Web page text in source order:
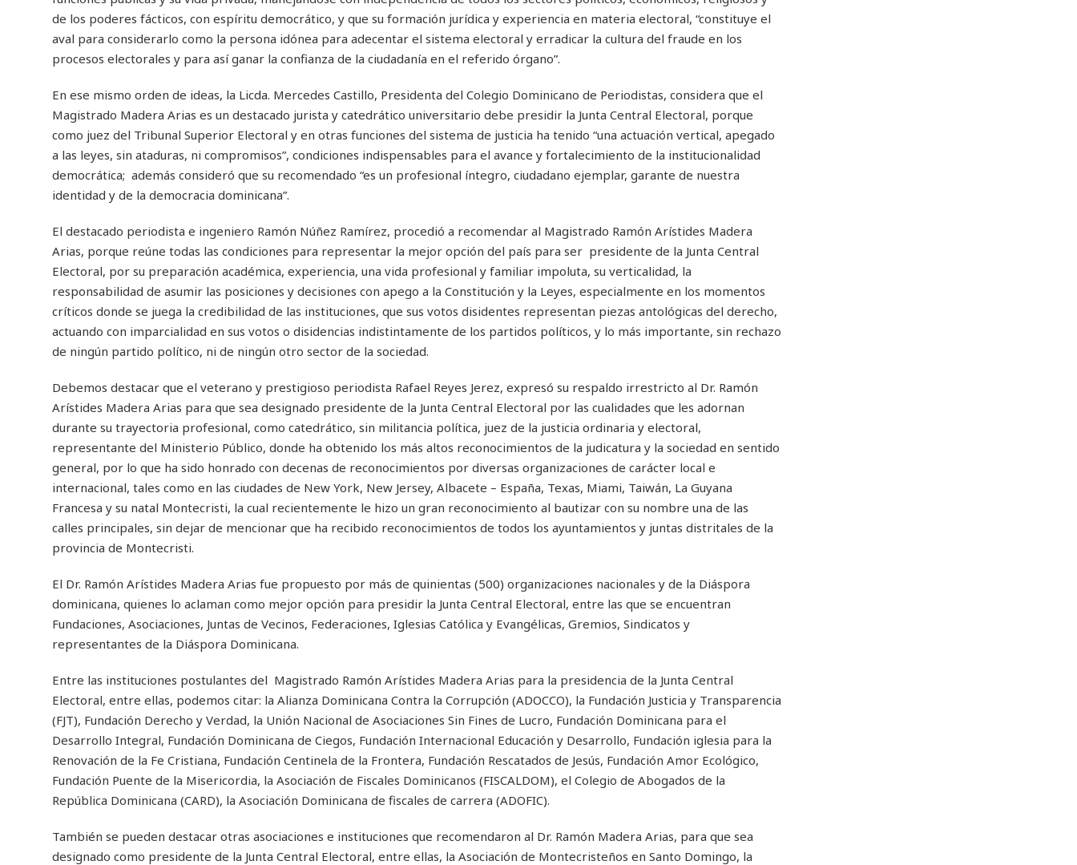
de los poderes fácticos, con espíritu democrático, y que su formación jurídica y experiencia en materia electoral, “constituye el
aval para considerarlo como la persona idónea para adecentar el sistema electoral y erradicar la cultura del fraude en los
procesos electorales y para así ganar la confianza de la ciudadanía en el referido órgano”.
En ese mismo orden de ideas, la Licda. Mercedes Castillo, Presidenta del Colegio Dominicano de Periodistas, considera que el
Magistrado Madera Arias es un destacado jurista y catedrático universitario debe presidir la Junta Central Electoral, porque
como juez del Tribunal Superior Electoral y en otras funciones del sistema de justicia ha tenido “una actuación vertical, apegado
a las leyes, sin ataduras, ni compromisos”, condiciones indispensables para el avance y fortalecimiento de la institucionalidad
democrática; además consideró que su recomendado “es un profesional íntegro, ciudadano ejemplar, garante de nuestra
identidad y de la democracia dominicana”.
El destacado periodista e ingeniero Ramón Núñez Ramírez, procedió a recomendar al Magistrado Ramón Arístides Madera
Arias, porque reúne todas las condiciones para representar la mejor opción del país para ser presidente de la Junta Central
Electoral, por su preparación académica, experiencia, una vida profesional y familiar impoluta, su verticalidad, la
responsabilidad de asumir las posiciones y decisiones con apego a la Constitución y la Leyes, especialmente en los momentos
críticos donde se juega la credibilidad de las instituciones, que sus votos disidentes representan piezas antológicas del derecho,
actuando con imparcialidad en sus votos o disidencias indistintamente de los partidos políticos, y lo más importante, sin rechazo
de ningún partido político, ni de ningún otro sector de la sociedad.
Debemos destacar que el veterano y prestigioso periodista Rafael Reyes Jerez, expresó su respaldo irrestricto al Dr. Ramón
Arístides Madera Arias para que sea designado presidente de la Junta Central Electoral por las cualidades que les adornan
durante su trayectoria profesional, como catedrático, sin militancia política, juez de la justicia ordinaria y electoral,
representante del Ministerio Público, donde ha obtenido los más altos reconocimientos de la judicatura y la sociedad en sentido
general, por lo que ha sido honrado con decenas de reconocimientos por diversas organizaciones de carácter local e
internacional, tales como en las ciudades de New York, New Jersey, Albacete – España, Texas, Miami, Taiwán, La Guyana
Francesa y su natal Montecristi, la cual recientemente le hizo un gran reconocimiento al bautizar con su nombre una de las
calles principales, sin dejar de mencionar que ha recibido reconocimientos de todos los ayuntamientos y juntas distritales de la
provincia de Montecristi.
El Dr. Ramón Arístides Madera Arias fue propuesto por más de quinientas (500) organizaciones nacionales y de la Diáspora
dominicana, quienes lo aclaman como mejor opción para presidir la Junta Central Electoral, entre las que se encuentran
Fundaciones, Asociaciones, Juntas de Vecinos, Federaciones, Iglesias Católica y Evangélicas, Gremios, Sindicatos y
representantes de la Diáspora Dominicana.
Entre las instituciones postulantes del Magistrado Ramón Arístides Madera Arias para la presidencia de la Junta Central
Electoral, entre ellas, podemos citar: la Alianza Dominicana Contra la Corrupción (ADOCCO), la Fundación Justicia y Transparencia
(FJT), Fundación Derecho y Verdad, la Unión Nacional de Asociaciones Sin Fines de Lucro, Fundación Dominicana para el
Desarrollo Integral, Fundación Dominicana de Ciegos, Fundación Internacional Educación y Desarrollo, Fundación iglesia para la
Renovación de la Fe Cristiana, Fundación Centinela de la Frontera, Fundación Rescatados de Jesús, Fundación Amor Ecológico,
Fundación Puente de la Misericordia, la Asociación de Fiscales Dominicanos (FISCALDOM), el Colegio de Abogados de la
República Dominicana (CARD), la Asociación Dominicana de fiscales de carrera (ADOFIC).
También se pueden destacar otras asociaciones e instituciones que recomendaron al Dr. Ramón Madera Arias, para que sea
designado como presidente de la Junta Central Electoral, entre ellas, la Asociación de Montecristeños en Santo Domingo, la